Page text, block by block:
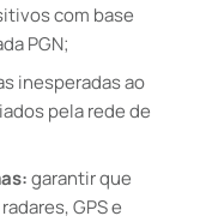
com base
PGN;
inesperadas ao
pela rede de
garantir que
GPS e